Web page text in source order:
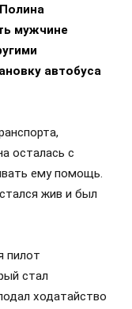
мужчине
автобуса
осталась с
ему помощь.
жив и был
пилот
стал
ходатайство